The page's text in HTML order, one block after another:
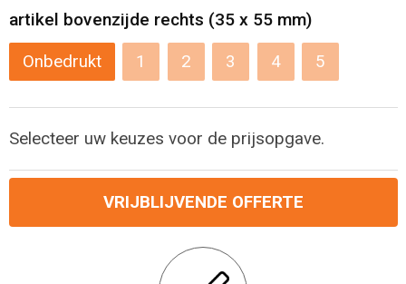
Collegetassen
Promotietassen
Reistassensets
artikel bovenzijde rechts (35 x 55 mm)
Onbedrukt 1 2 3 4 5
Selecteer uw keuzes voor de prijsopgave.
VRIJBLIJVENDE OFFERTE